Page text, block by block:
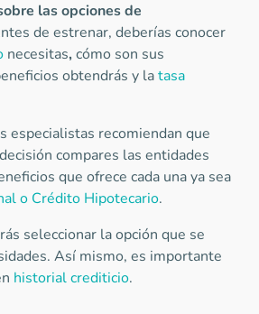
las opciones de
de estrenar, deberías conocer
necesitas,cómo son sus
obtendrás y latasa
especialistas recomiendan que
compares las entidades
que ofrece cada una ya sea
o Crédito Hipotecario.
seleccionar la opción que se
Así mismo, es importante
historial crediticio.